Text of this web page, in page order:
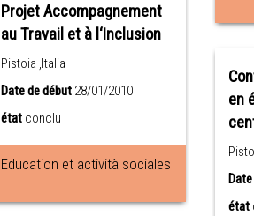
Projet Accompagnement
au Travail et à l‘Inclusion
Pistoia ,Italia
Date de début28/01/2010
état conclu
Education et actività sociales
en
état